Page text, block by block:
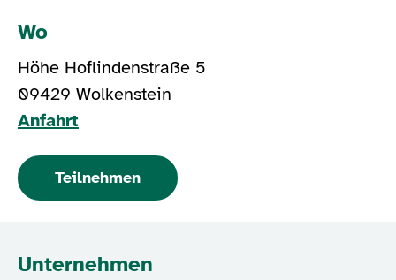
Wo
Höhe Hoflindenstraße 5
09429 Wolkenstein
Anfahrt
Teilnehmen
Unternehmen